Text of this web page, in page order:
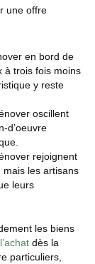
une offre
en bord de
à trois fois moins
y reste
oscillent
d’oeuvre
rejoignent
mais les artisans
leurs
les biens
dès la
particuliers,